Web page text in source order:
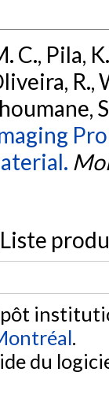
C., Pila,
R.,
Liste
.
du